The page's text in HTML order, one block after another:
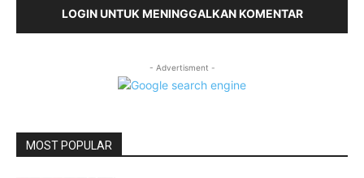
LOGIN UNTUK MENINGGALKAN KOMENTAR
- Advertisment -
MOST POPULAR